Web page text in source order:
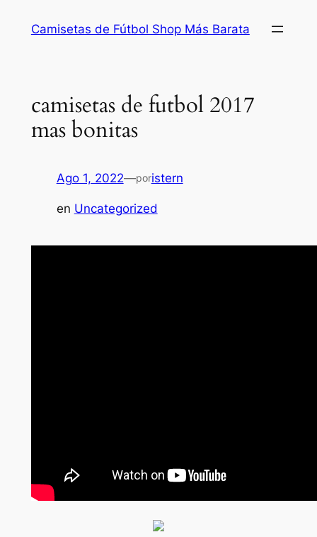
Camisetas de Fútbol Shop Más Barata
camisetas de futbol 2017
mas bonitas
Ago 1, 2022—poristern
en Uncategorized